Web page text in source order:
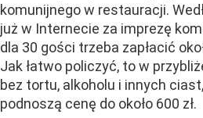
komunijnego w restauracji.
już w Internecie za imprezę
dla 30 gości trzeba zapłacić
Jak łatwo policzyć, to w
bez tortu, alkoholu i innych
podnoszą cenę do około 600 zł.